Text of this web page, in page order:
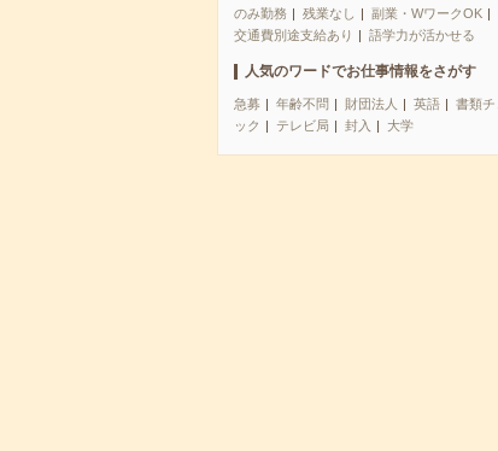
のみ勤務
残業なし
副業・WワークOK
交通費別途支給あり
語学力が活かせる
人気のワードでお仕事情報をさがす
急募 年齢不問 財団法人 英語
書類チ
ック
テレビ局 封入 大学